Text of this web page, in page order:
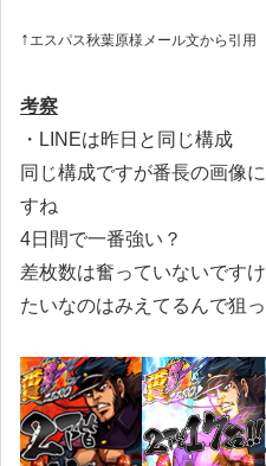
↑ エスパス秋葉原様メール文から引用
考察
・LINEは昨日と同じ構成
同じ構成ですが番長の画像
すね
4日間で一番強い？
差枚数は奮っていないです
たいなのはみえてるんで狙